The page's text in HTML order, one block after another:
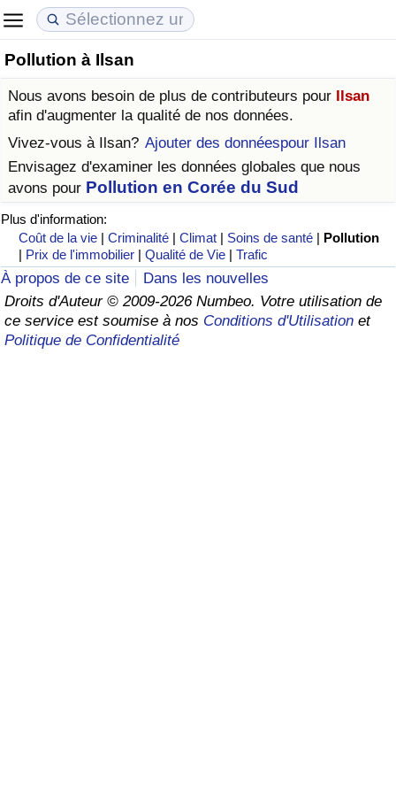
Pollution à Ilsan
Nous avons besoin de plus de contributeurs pour Ilsan
afin d'augmenter la qualité de nos données.
Vivez-vous à Ilsan? Ajouter des donnéespour Ilsan
Envisagez d'examiner les données globales que nous
avons pour Pollution en Corée du Sud
Plus d'information:
Coût de la vie |Criminalité |Climat | Soins de santé | Pollution
| Prix de l'immobilier |Qualité de Vie |Trafic
À propos de ce site
Dans les nouvelles
Droits d'Auteur © 2009-2026 Numbeo. Votre utilisation de
ce service est soumise à nos Conditions d'Utilisation et
Politique de Confidentialité
Coût de la vie
Indice du Coût de la Vie (Actuel)
Indice du Coût de la Vie
Indice du coût de la vie par pays
à Akaba
Prix de l'immobilier
Indice des Prix de l'immobilier (Actuel)
Indice des Prix de l'immobilier
Indice des Prix de l'immobilier par Pays
Qualité de Vie
Indice de Qualité de Vie
Indice de Qualité de Vie (Actuel)
Indice de qualité de vie par pays
Criminalité
Indice de Criminalité (Actuel)
Indice de Criminalité